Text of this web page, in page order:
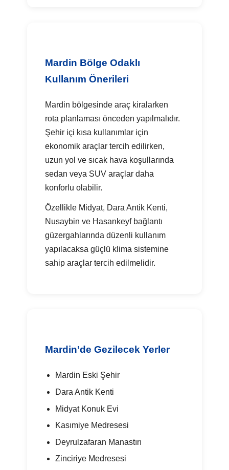
Mardin Bölge Odaklı
Kullanım Önerileri
Mardin bölgesinde araç kiralarken
rota planlaması önceden yapılmalıdır.
Şehir içi kısa kullanımlar için
ekonomik araçlar tercih edilirken,
uzun yol ve sıcak hava koşullarında
sedan veya SUV araçlar daha
konforlu olabilir.
Özellikle Midyat, Dara Antik Kenti,
Nusaybin ve Hasankeyf bağlantı
güzergahlarında düzenli kullanım
yapılacaksa güçlü klima sistemine
sahip araçlar tercih edilmelidir.
Mardin’de Gezilecek Yerler
Mardin Eski Şehir
Dara Antik Kenti
Midyat Konuk Evi
Kasımiye Medresesi
Deyrulzafaran Manastırı
Zinciriye Medresesi